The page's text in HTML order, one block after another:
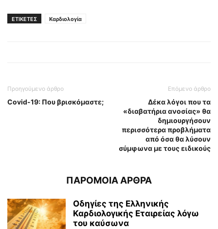
ΕΤΙΚΕΤΕΣ Καρδιολογία
Προηγούμενο άρθρο
Covid-19: Που βρισκόμαστε;
Επόμενο άρθρο
Δέκα λόγοι που τα
«διαβατήρια ανοσίας» θα
δημιουργήσουν
περισσότερα προβλήματα
από όσα θα λύσουν
σύμφωνα με τους ειδικούς
ΠΑΡΟΜΟΙΑ ΑΡΘΡΑ
Οδηγίες της Ελληνικής
Καρδιολογικής Εταιρείας λόγω
του καύσωνα